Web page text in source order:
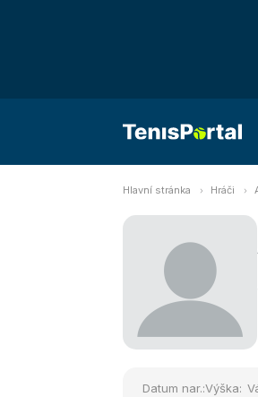
Hlavní stránka Hráči
Datum nar.:Výška: